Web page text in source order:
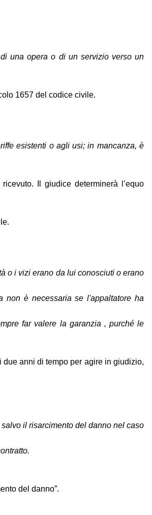
una opera o di un servizio verso un
1657 del codice civile.
esistenti o agli usi; in mancanza, è
Il giudice determinerà l’equo
o i vizi erano da lui conosciuti o erano
non è necessaria se l'appaltatore ha
far valere la garanzia , purché le
due anni di tempo per agire in giudizio,
il risarcimento del danno nel caso
del danno”.